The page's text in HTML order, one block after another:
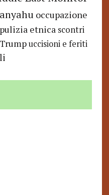
occupazione
pulizia etnica scontri
Trump uccisioni e feriti